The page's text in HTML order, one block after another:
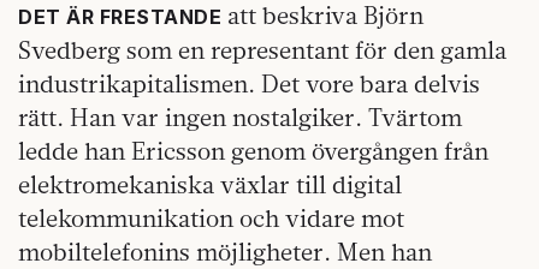
DET ÄR FRESTANDE att beskriva Björn
Svedberg som en representant för den gamla
industrikapitalismen. Det vore bara delvis
rätt. Han var ingen nostalgiker. Tvärtom
ledde han Ericsson genom övergången från
elektromekaniska växlar till digital
telekommunikation och vidare mot
mobiltelefonins möjligheter. Men han